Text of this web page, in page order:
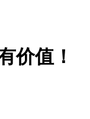
价值！